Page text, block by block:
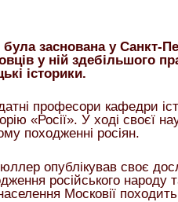
заснована у Санкт-
у ній здебільшого
історики.
професори кафедри
«Росії». У ході своєї
походженні росіян.
опублікував своє
російського народу
Московії